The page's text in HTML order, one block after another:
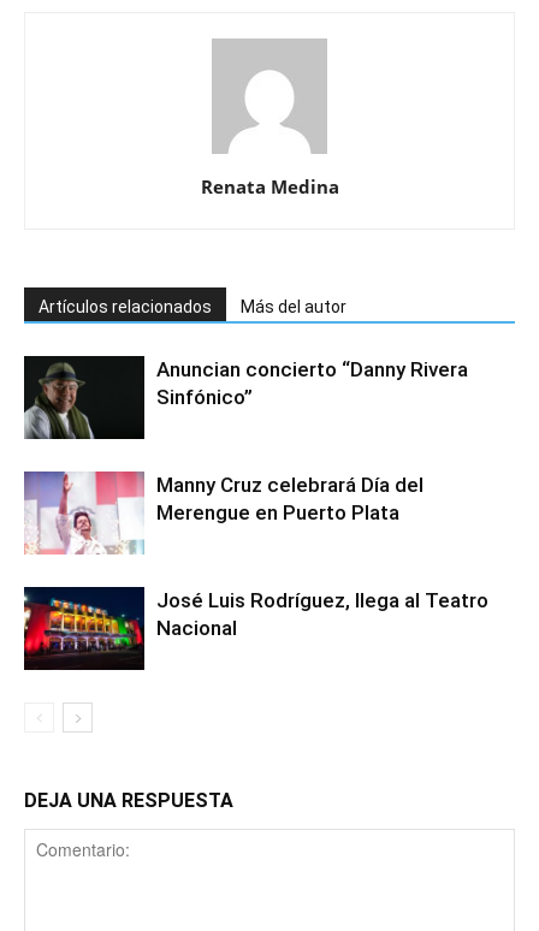
Renata Medina
Artículos relacionados Más del autor
Anuncian concierto “Danny Rivera
Sinfónico”
Manny Cruz celebrará Día del
Merengue en Puerto Plata
José Luis Rodríguez, llega al Teatro
Nacional
DEJA UNA RESPUESTA